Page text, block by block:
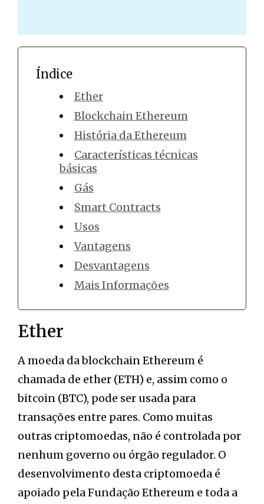
Índice
Ether
Blockchain Ethereum
História da Ethereum
Características técnicas
básicas
Gás
Smart Contracts
Usos
Vantagens
Desvantagens
Mais Informações
Ether
A moeda da blockchain Ethereum é
chamada de ether (ETH) e, assim como o
bitcoin (BTC), pode ser usada para
transações entre pares. Como muitas
outras criptomoedas, não é controlada por
nenhum governo ou órgão regulador. O
desenvolvimento desta criptomoeda é
apoiado pela Fundação Ethereum e toda a